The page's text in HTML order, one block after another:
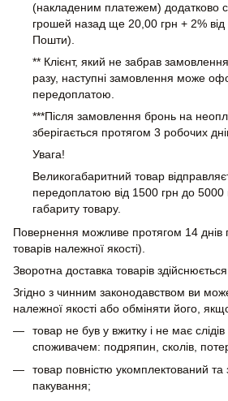
(накладеним платежем) додатково
грошей назад ще 20,00 грн + 2%
Пошти).
** Клієнт, який не забрав
разу, наступні замовлення може
передоплатою.
***Після замовлення бронь на
зберігається протягом 3 робочих
Увага!
Великогабаритний товар
передоплатою від 1500 грн до 5000
габариту товару.
Повернення можливе протягом 14 днів
товарів належної якості).
Зворотна доставка товарів
Згідно з чинним законодавством ви
належної якості або обміняти його,
товар не був у вжитку і не має
споживачем: подряпин, сколів,
товар повністю укомплектований
пакування;